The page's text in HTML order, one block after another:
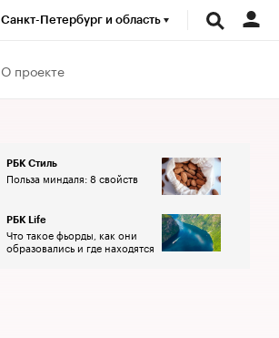
Санкт-Петербург и область
О проекте
РБК Стиль
Польза миндаля: 8 свойств
РБК Life
Что такое фьорды, как они
образовались и где находятся